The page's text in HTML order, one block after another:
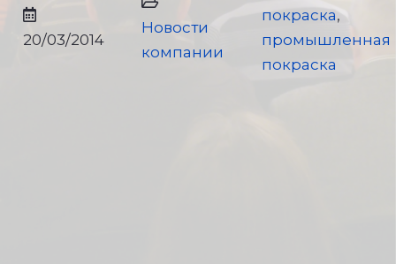
20/03/2014
Новости
компании
покраска,
промышленная
покраска